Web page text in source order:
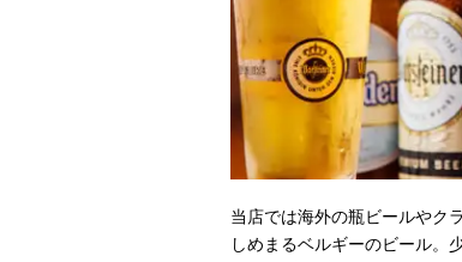
当店では海外の瓶ビールやク
しめまるベルギーのビール。